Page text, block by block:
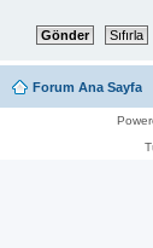
Forum Ana Sayfa